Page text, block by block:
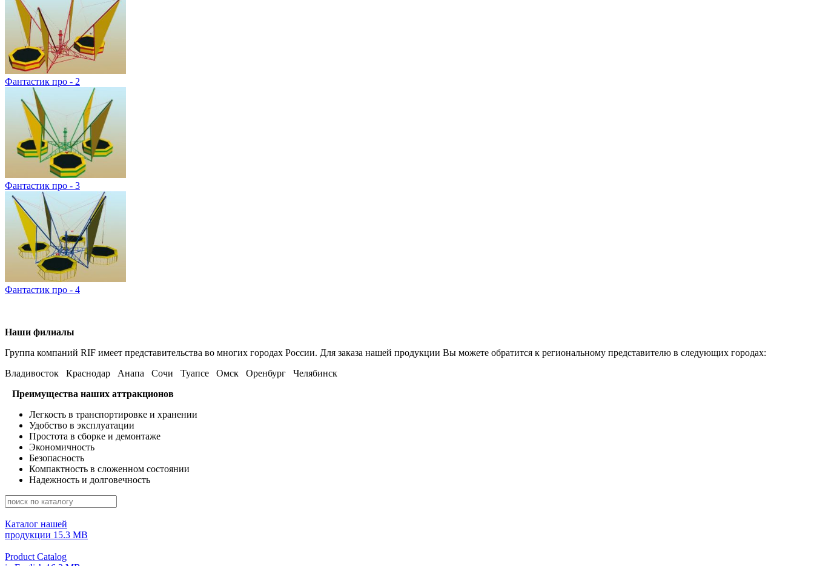
Фантастик про - 2
Фантастик про - 3
Фантастик про - 4
Наши филиалы
Группа компаний RIF имеет представительства во многих городах России. Для заказа нашей продукции Вы можете обратится к региональному представителю в следующих городах:
Владивосток Краснодар Анапа Сочи Туапсе Омск Оренбург Челябинск
Преимущества наших аттракционов
Легкость в транспортировке и хранении
Удобство в эксплуатации
Простота в сборке и демонтаже
Экономичность
Безопасность
Компактность в сложенном состоянии
Надежность и долговечность
Каталог нашей
продукции 15.3 MB
Product Catalog